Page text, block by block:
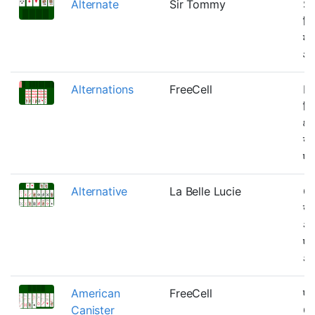
Alternate Sir Tommy
में
Alternations FreeCell
Alternative La Belle Lucie
American
Canister
FreeCell